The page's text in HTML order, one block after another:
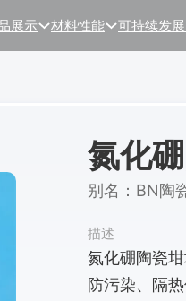
展示 材料性能 可持续发展
氮化
别名：BN陶
描述
氮化硼陶瓷
防污染、隔